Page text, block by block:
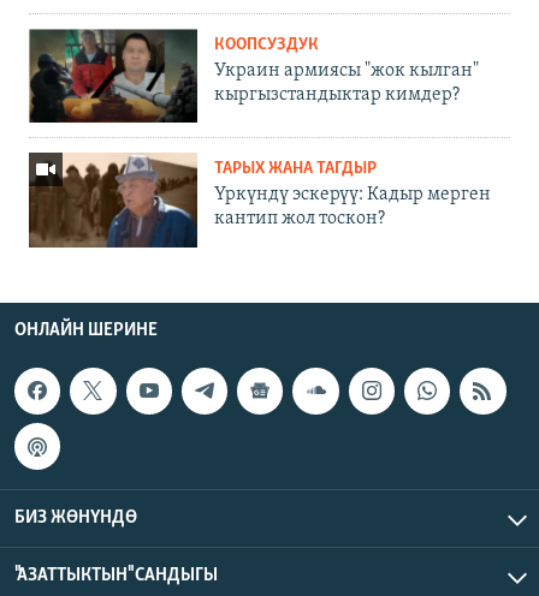
КООПСУЗДУК
Украин армиясы "жок кылган"
кыргызстандыктар кимдер?
ТАРЫХ ЖАНА ТАГДЫР
Үркүндү эскерүү: Кадыр мерген
кантип жол тоскон?
ОНЛАЙН ШЕРИНЕ
БИЗ ЖӨНҮНДӨ
"АЗАТТЫКТЫН" САНДЫГЫ